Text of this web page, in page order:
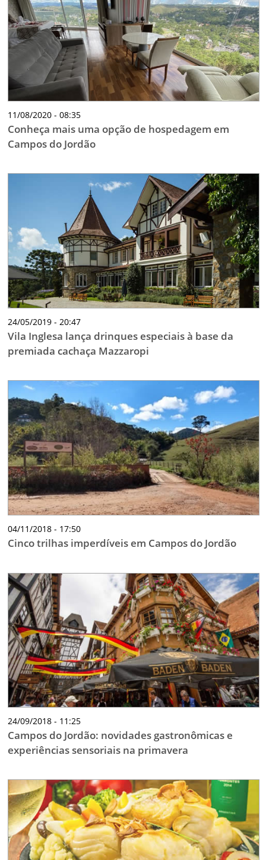
11/08/2020 - 08:35
Conheça mais uma opção de hospedagem em
Campos do Jordão
24/05/2019 - 20:47
Vila Inglesa lança drinques especiais à base da
premiada cachaça Mazzaropi
04/11/2018 - 17:50
Cinco trilhas imperdíveis em Campos do Jordão
24/09/2018 - 11:25
Campos do Jordão: novidades gastronômicas e
experiências sensoriais na primavera